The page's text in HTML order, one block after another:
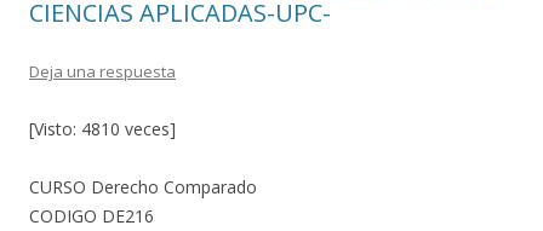
CIENCIAS APLICADAS-UPC-
Deja una respuesta
[Visto: 4810 veces]
CURSO Derecho Comparado
CODIGO DE216